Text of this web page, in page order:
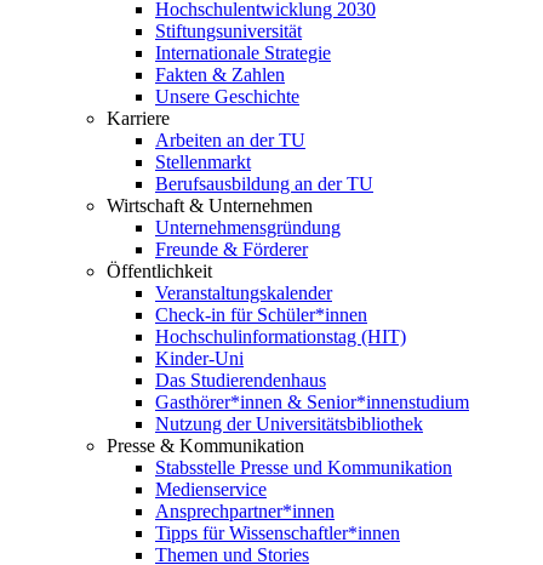
Hochschulentwicklung 2030
Stiftungsuniversität
Internationale Strategie
Fakten & Zahlen
Unsere Geschichte
Karriere
Arbeiten an der TU
Stellenmarkt
Berufsausbildung an der TU
Wirtschaft & Unternehmen
Unternehmensgründung
Freunde & Förderer
Öffentlichkeit
Veranstaltungskalender
Check-in für Schüler*innen
Hochschulinformationstag (HIT)
Kinder-Uni
Das Studierendenhaus
Gasthörer*innen & Senior*innenstudium
Nutzung der Universitätsbibliothek
Presse & Kommunikation
Stabsstelle Presse und Kommunikation
Medienservice
Ansprechpartner*innen
Tipps für Wissenschaftler*innen
Themen und Stories